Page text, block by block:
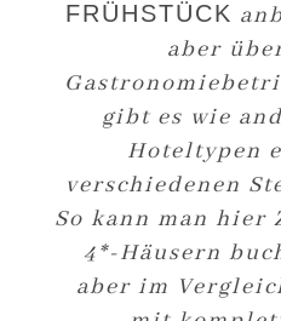
FRÜHSTÜCK
aber
gibt es wie
Hoteltypen
verschiedenen
So kann man hier
4*-Häusern
aber im